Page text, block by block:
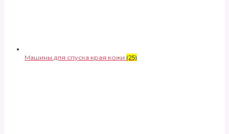
Машины для спуска края кожи (25)